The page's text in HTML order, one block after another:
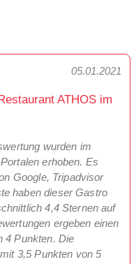
05.01.2021
ATHOS im
wurden im
erhoben. Es
Google, Tripadvisor
haben dieser Gastro
4,4 Sternen auf
ergeben einen
4 Punkten. Die
3,5 Punkten von 5